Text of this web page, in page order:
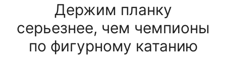
Держим планку
серьезнее, чем чемпионы
по фигурному катанию